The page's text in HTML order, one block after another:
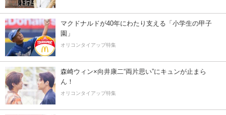
マクドナルドが40年にわたり支える「小学生の甲子
園」
オリコンタイアップ特集
森崎ウィン×向井康二“両片思い”にキュンが止まら
ん！
オリコンタイアップ特集